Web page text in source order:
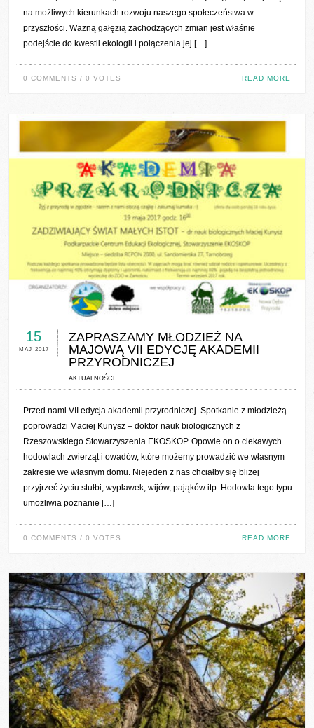
na możliwych kierunkach rozwoju naszego społeczeństwa w
przyszłości. Ważną gałęzią zachodzących zmian jest właśnie
podejście do kwestii ekologii i połączenia jej […]
0 COMMENTS / 0 VOTES READ MORE
0 COMMENTS / 0 VOTES
15
MAJ-2017
ZAPRASZAMY MŁODZIEŻ NA
MAJOWĄ VII EDYCJĘ AKADEMII
PRZYRODNICZEJ
AKTUALNOŚCI
Przed nami VII edycja akademii przyrodniczej. Spotkanie z młodzieżą
poprowadzi Maciej Kunysz – doktor nauk biologicznych z
Rzeszowskiego Stowarzyszenia EKOSKOP. Opowie on o ciekawych
hodowlach zwierząt i owadów, które możemy prowadzić we własnym
zakresie we własnym domu. Niejeden z nas chciałby się bliżej
przyjrzeć życiu stułbi, wypławek, wijów, pająków itp. Hodowla tego typu
umożliwia poznanie […]
0 COMMENTS / 0 VOTES READ MORE